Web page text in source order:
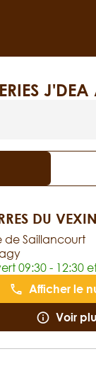
DU
de Saillancourt
09:30 - 12:30
Afficher le
Voir